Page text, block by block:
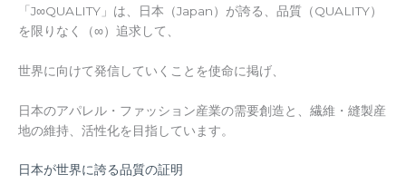
「J∞QUALITY」は、日本（Japan）が誇る、品質（QUALITY）
を限りなく（∞）追求して、
世界に向けて発信していくことを使命に掲げ、
日本のアパレル・ファッション産業の需要創造と、繊維・縫製産
地の維持、活性化を目指しています。
⽇本が世界に誇る品質の証明